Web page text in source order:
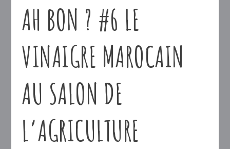
AH BON ? #6 LE
VINAIGRE MAROCAIN
AU SALON DE
L’AGRICULTURE